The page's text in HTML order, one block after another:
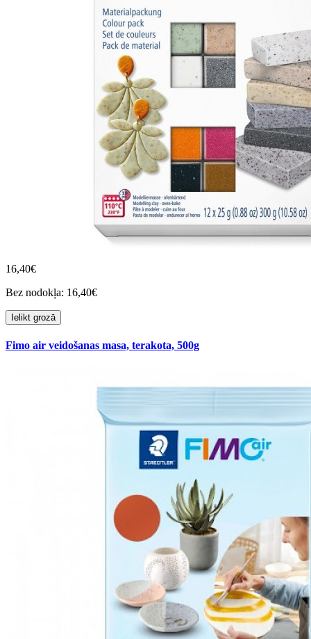
16,40€
Bez nodokļa: 16,40€
Ielikt grozā
Fimo air veidošanas masa, terakota, 500g